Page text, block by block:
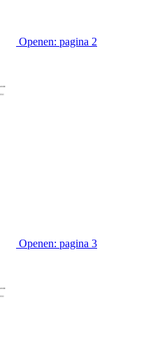
Openen: pagina 2
Openen: pagina 3